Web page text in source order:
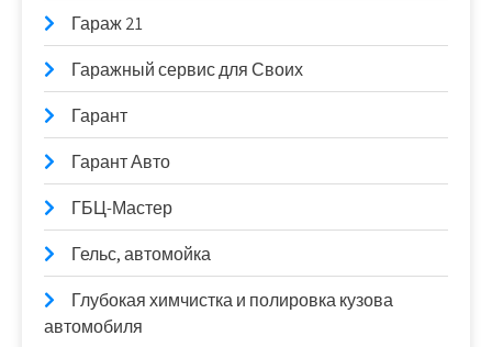
Гараж 21
Гаражный сервис для Своих
Гарант
Гарант Авто
ГБЦ-Мастер
Гельс, автомойка
Глубокая химчистка и полировка кузова
автомобиля